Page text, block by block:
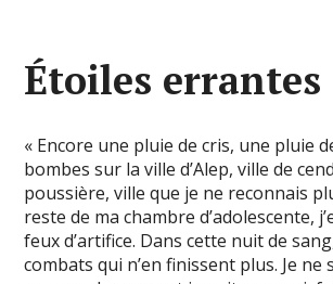
Étoiles errantes
« Encore une pluie de cris, une pluie
bombes sur la ville d’Alep, ville de
poussière, ville que je ne reconnais
reste de ma chambre d’adolescente,
feux d’artifice. Dans cette nuit de
combats qui n’en finissent plus. Je ne